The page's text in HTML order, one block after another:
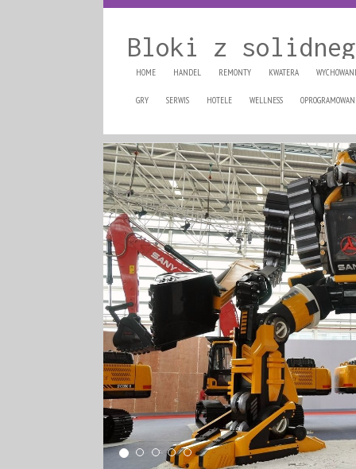
Bloki z
HOME HANDEL REMONTY KWATERA
GRY SERWIS HOTELE WELLNESS